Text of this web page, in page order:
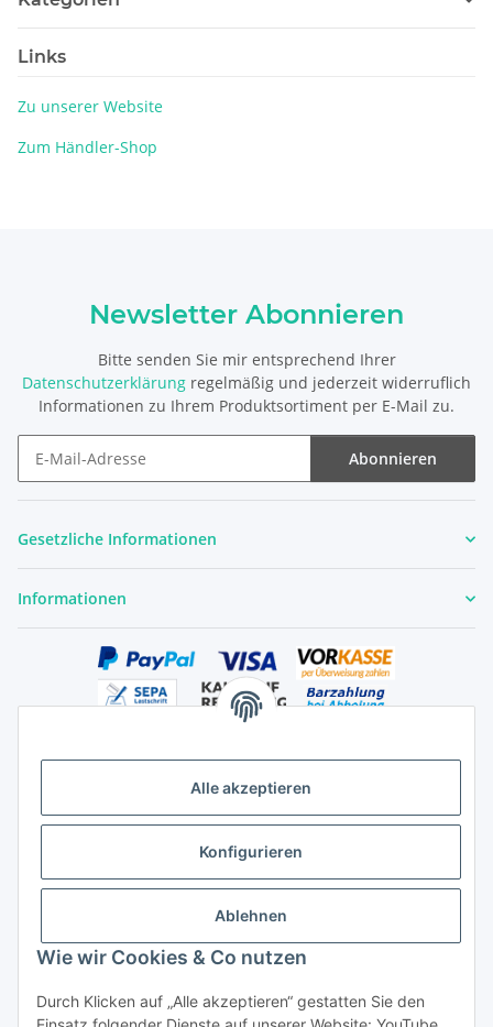
Alle akzeptieren
Konfigurieren
Ablehnen
Wie wir Cookies & Co nutzen
Durch Klicken auf „Alle akzeptieren“ gestatten Sie den
Links
Zu unserer Website
Zum Händler-Shop
Newsletter Abonnieren
Bitte senden Sie mir entsprechend Ihrer
Datenschutzerklärung regelmäßig und jederzeit widerruflich
Informationen zu Ihrem Produktsortiment per E-Mail zu.
Abonnieren
Gesetzliche Informationen
Informationen
Vertrag widerrufen